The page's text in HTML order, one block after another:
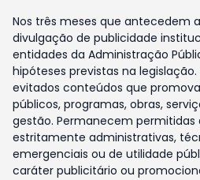
Nos três meses que antecedem
divulgação de publicidade
entidades da Administração
hipóteses previstas na
evitados conteúdos que
públicos, programas, obras,
gestão. Permanecem permitidas
estritamente administrativas,
emergenciais ou de utilidade
caráter publicitário ou